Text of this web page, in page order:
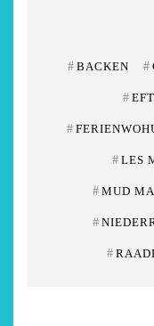
# BACKEN #
#
#
# LES
# MUD
#
#